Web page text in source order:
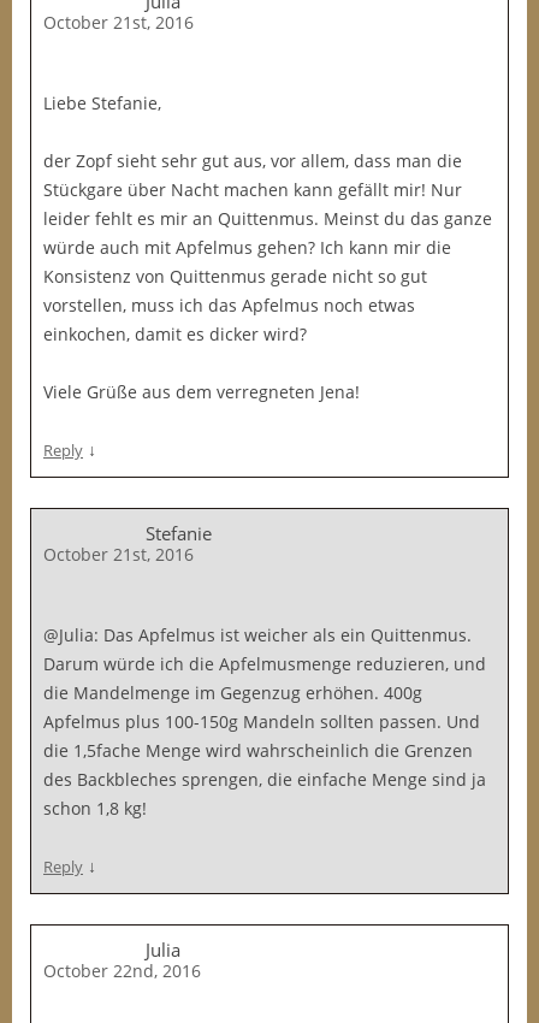
October 21st, 2016
Liebe Stefanie,
der Zopf sieht sehr gut aus, vor allem, dass man die
Stückgare über Nacht machen kann gefällt mir! Nur
leider fehlt es mir an Quittenmus. Meinst du das ganze
würde auch mit Apfelmus gehen? Ich kann mir die
Konsistenz von Quittenmus gerade nicht so gut
vorstellen, muss ich das Apfelmus noch etwas
einkochen, damit es dicker wird?
Viele Grüße aus dem verregneten Jena!
Reply ↓
Stefanie
October 21st, 2016
@Julia: Das Apfelmus ist weicher als ein Quittenmus.
Darum würde ich die Apfelmusmenge reduzieren, und
die Mandelmenge im Gegenzug erhöhen. 400g
Apfelmus plus 100-150g Mandeln sollten passen. Und
die 1,5fache Menge wird wahrscheinlich die Grenzen
des Backbleches sprengen, die einfache Menge sind ja
schon 1,8 kg!
Reply ↓
Julia
October 22nd, 2016